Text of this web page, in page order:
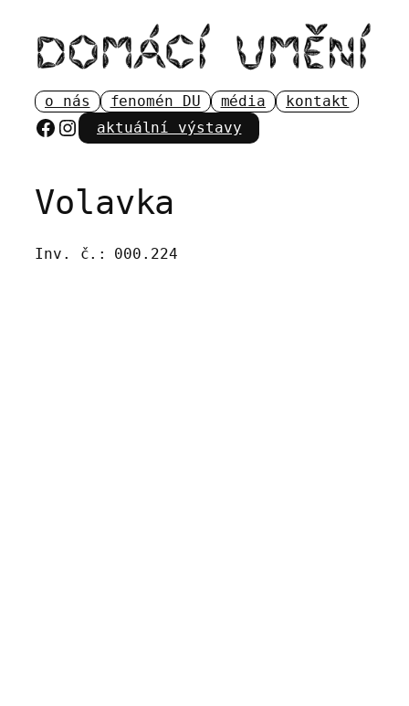
obsah
o nás fenomén DU média kontakt
Facebook
Instagram
aktuální výstavy
Volavka
Inv. č.: 000.224